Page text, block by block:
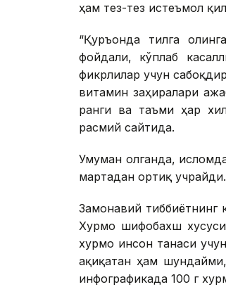
ҳам тез-тез истеъмол
“Қуръонда тилга
фойдали, кўплаб
фикрлилар учун
витамин заҳиралари
ранги ва таъми ҳар
расмий сайтида.
Умуман олганда,
мартадан ортиқ учрайди.
Замонавий тиббиётнинг
Хурмо шифобахш
хурмо инсон танаси
Ҳақиқатан ҳам
инфографикада 100 г